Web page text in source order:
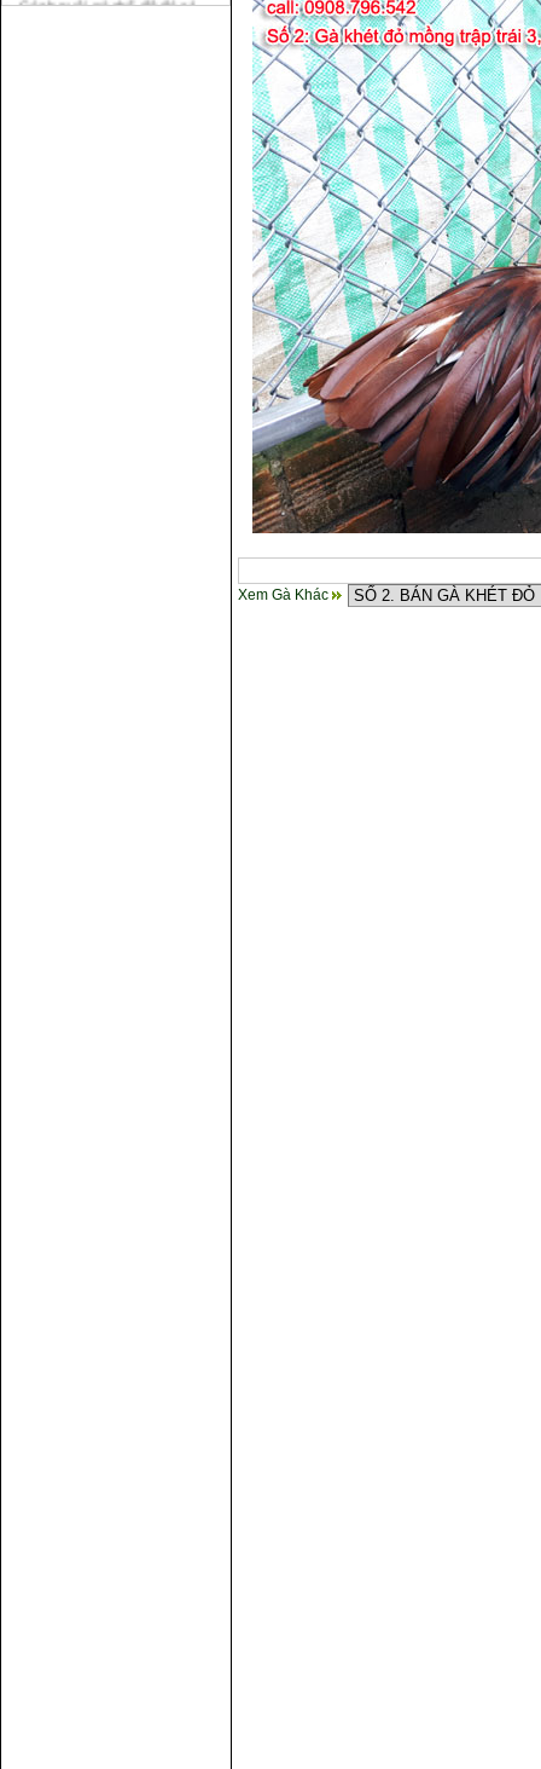
Cách nuôi gà đông tảo thuần
Xem Gà Khác